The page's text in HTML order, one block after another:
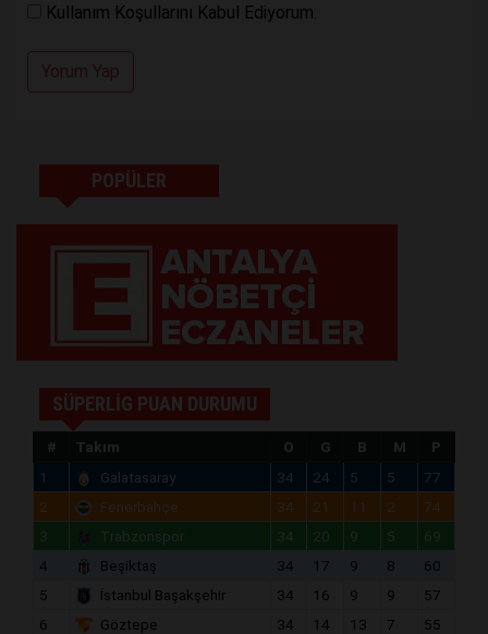
Kullanım Koşullarını Kabul Ediyorum.
Yorum Yap
POPÜLER
SÜPERLİG PUAN DURUMU
# Takım O G B M
P
1
Galatasaray 34 24 5 5
77
2
Fenerbahçe 34 21 11 2
74
3
Trabzonspor 34 20 9 5
69
4
Beşiktaş 34 17 9 8
60
5
İstanbul Başakşehir 34 16 9 9
57
6
Göztepe 34 14 13 7
55